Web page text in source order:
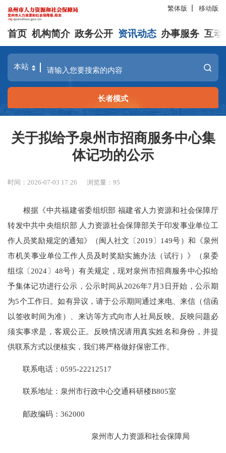
繁体版 移动版
首页 机构简介 政务公开 资讯动态 办事服务 互动
长者模式
关于拟给予泉州市招商服务中心集
体记功的公示
时间：2026-07-03 17:26 浏览量：95
根据《中共福建省委组织部 福建省人力资源和社会保障厅
转发中共中央组织部 人力资源社会保障部关于印发事业单位工
作人员奖励规定的通知》（闽人社文〔2019〕149号）和《泉州
市机关事业单位工作人员及时奖励实施办法（试行）》（泉委
组综〔2024〕48号）有关规定，现对泉州市招商服务中心拟给
予集体记功进行公示，公示时间从2026年7月3日开始，公示期
为5个工作日。如有异议，请于公示期间通过来电、来信（信函
以签收时间为准）、来访等方式向市人社局反映。反映问题必
须实事求是，客观公正。反映情况请用真实姓名和身份，并提
供联系方式以便核实，我们将严格做好保密工作。
联系电话：0595-22212517
联系地址：泉州市行政中心交通科研楼B805室
邮政编码：362000
泉州市人力资源和社会保障局